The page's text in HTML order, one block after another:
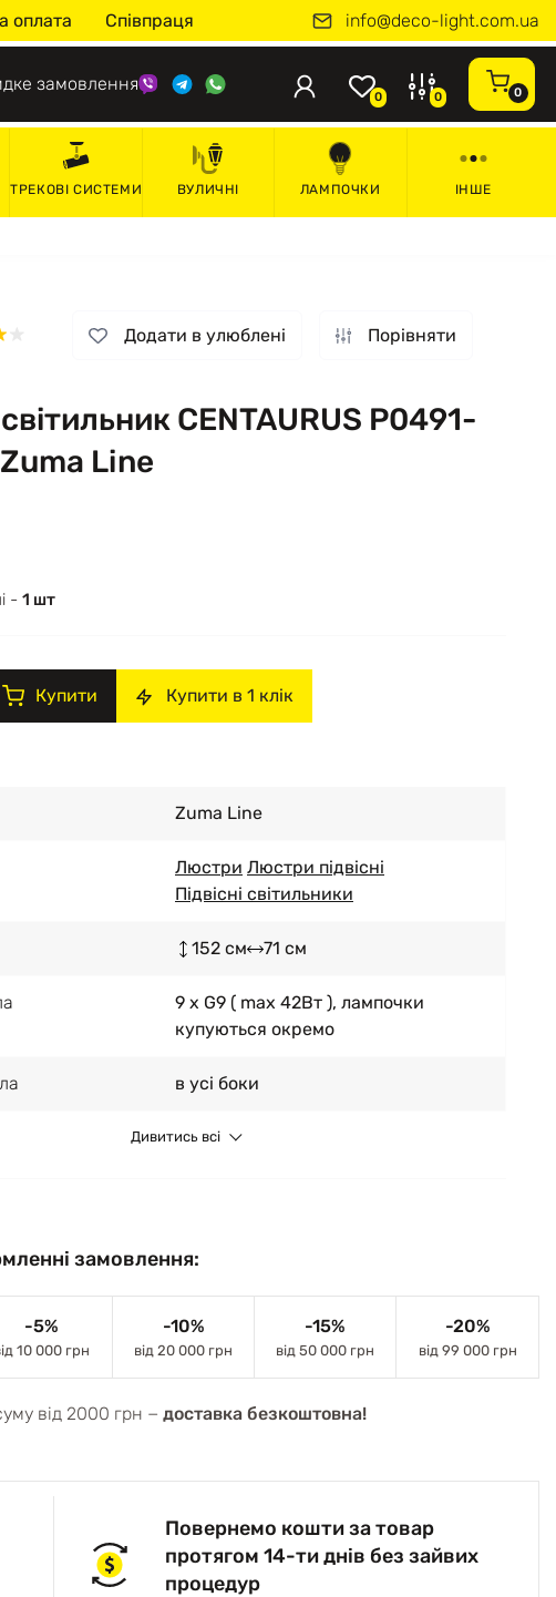
оплата Співпраця info@deco-light.com.ua
замовлення
0 0 0
ТРЕКОВІ СИСТЕМИ ВУЛИЧНІ ЛАМПОЧКИ ІНШЕ
Додати в улюблені Порівняти
CENTAURUS P0491-
Line
- 1 шт
Купити Купити в 1 клік
Zuma Line
Люстри Люстри підвісні
Підвісні світильники
152 см 71 см
9 x G9 ( max 42Вт ), лампочки
купуються окремо
в усі боки
Дивитись всі
замовлення:
-5%
10 000 грн
-10%
від 20 000 грн
-15%
від 50 000 грн
-20%
від 99 000 грн
від 2000 грн − доставка безкоштовна!
Повернемо кошти за товар
протягом 14-ти днів без зайвих
процедур